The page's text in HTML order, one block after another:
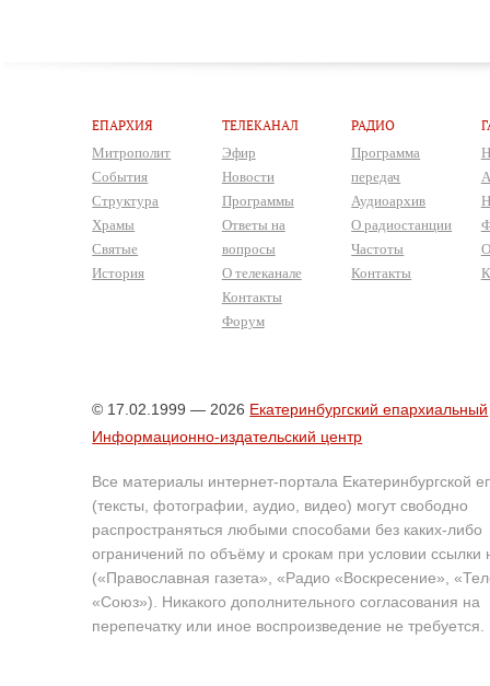
ЕПАРХИЯ
Митрополит
События
Структура
Храмы
Святые
История
ТЕЛЕКАНАЛ
Эфир
Новости
Программы
Ответы на
вопросы
О телеканале
Контакты
Форум
РАДИО
Программа
передач
Аудиоархив
О радиостанции
Частоты
Контакты
© 17.02.1999 — 2026 Екатеринбургский епархиальный
Информационно-издательский центр
Все материалы интернет-портала Екатеринбургской
(тексты, фотографии, аудио, видео) могут свободно
распространяться любыми способами без каких-либо
ограничений по объёму и срокам при условии ссылки
(«Православная газета», «Радио «Воскресение»,
«Союз»). Никакого дополнительного согласования на
перепечатку или иное воспроизведение не требуется.